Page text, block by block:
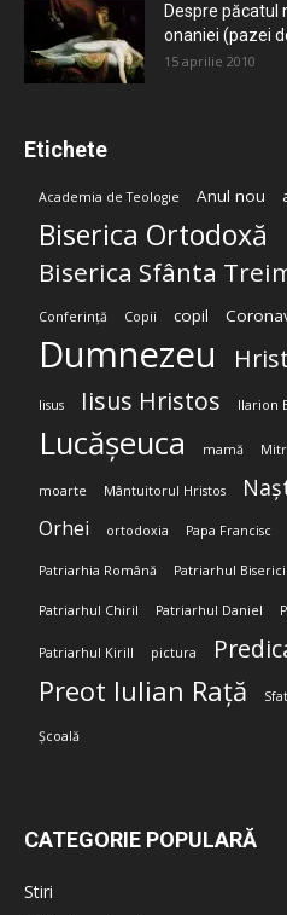
Despre păcatul
onaniei (pazei
15 aprilie 2010
Etichete
Academia de Teologie Anul nou
Biserica Ortodoxă
Biserica Sfânta
Conferință Copii copil
Dumnezeu
Iisus Iisus Hristos Ilarion
Lucășeuca mamă
moarte Mântuitorul Hristos
Orhei ortodoxia Papa Francisc
Patriarhia Română Patriarhul
Patriarhul Chiril Patriarhul Daniel
Patriarhul Kirill pictura
Preot Iulian Rață
Școală
CATEGORIE POPULARĂ
Stiri